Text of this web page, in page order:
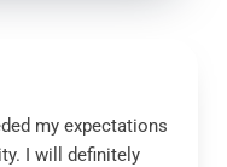
my expectations
I will definitely